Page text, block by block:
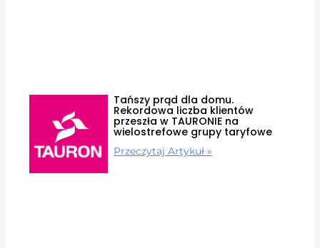
Tańszy prąd dla domu.
Rekordowa liczba klientów
przeszła w TAURONIE na
wielostrefowe grupy taryfowe
Przeczytaj Artykuł »